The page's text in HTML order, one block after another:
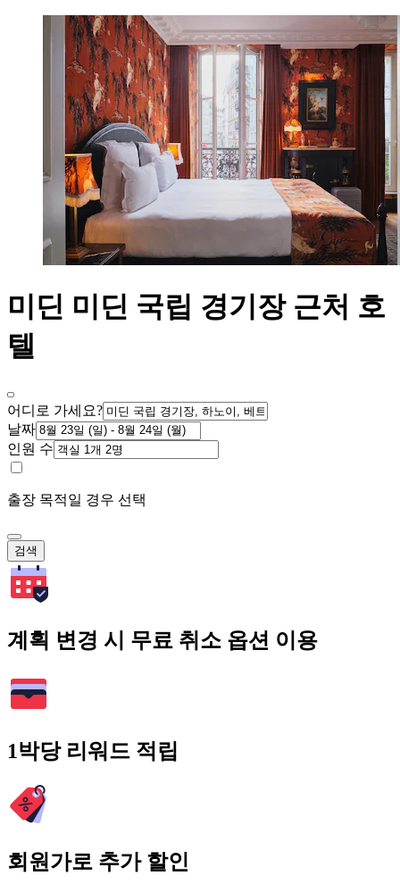
미딘 미딘 국립 경기장 근처 호
텔
어디로 가세요?
날짜
인원 수
출장 목적일 경우 선택
검색
계획 변경 시 무료 취소 옵션 이용
1박당 리워드 적립
회원가로 추가 할인